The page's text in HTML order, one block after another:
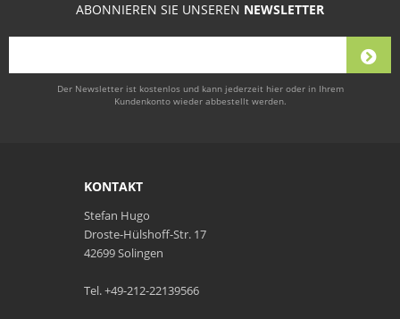
ABONNIEREN SIE UNSEREN NEWSLETTER
Der Newsletter ist kostenlos und kann jederzeit hier oder in Ihrem
Kundenkonto wieder abbestellt werden.
KONTAKT
Stefan Hugo
Droste-Hülshoff-Str. 17
42699 Solingen
Tel. +49-212-22139566